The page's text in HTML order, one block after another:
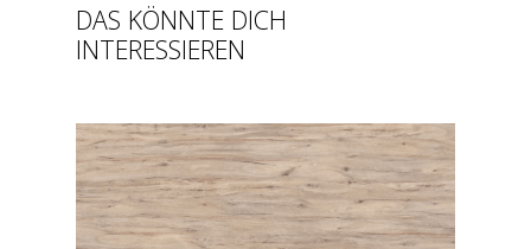
DAS KÖNNTE DICH
INTERESSIEREN